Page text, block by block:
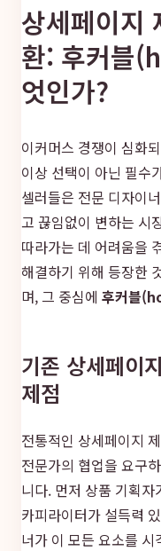
상세페이지
환: 후커블
엇인가?
이커머스 경쟁이 심화
이상 선택이 아닌 필수
셀러들은 전문 디자이
고 끊임없이 변하는 시
따라가는 데 어려움을
해결하기 위해 등장한
며, 그 중심에 후커블
기존 상세페이
제점
전통적인 상세페이지
전문가의 협업을 요구
니다. 먼저 상품 기획
카피라이터가 설득력
너가 이 모든 요소를